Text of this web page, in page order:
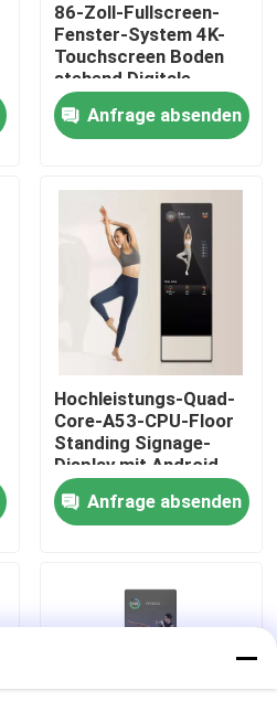
86-Zoll-Fullscreen-
Fenster-System 4K-
Touchscreen Boden
stehend Digitale
Beschilderung
Anfrage absenden
Hochleistungs-Quad-
Core-A53-CPU-Floor
Standing Signage-
Display mit Android-
Betriebssystem
Anfrage absenden